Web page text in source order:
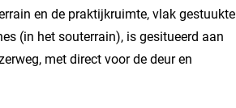
en de praktijkruimte, vlak gestuukte
(in het souterrain), is gesitueerd aan
met direct voor de deur en